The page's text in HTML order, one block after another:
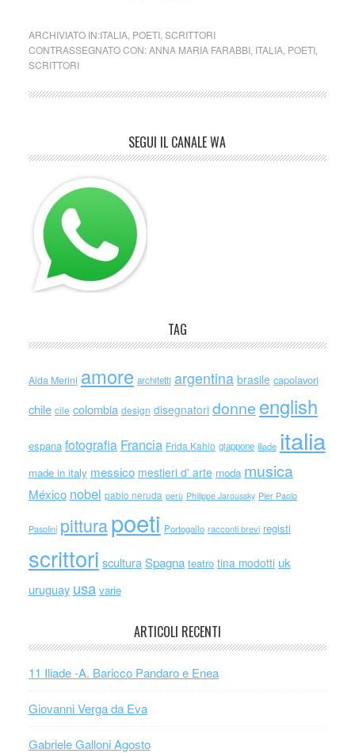
ARCHIVIATO IN:ITALIA, POETI, SCRITTORI
CONTRASSEGNATO CON:ANNA MARIA FARABBI, ITALIA, POETI,
SCRITTORI
SEGUI IL CANALE WA
TAG
Alda Merini amore architetti argentina brasile capolavori
chile cile colombia design disegnatori donne english
espana fotografia Francia Frida Kahlo giappone iliade italia
made in italy messico mestieri d' arte moda musica
México nobel pablo neruda perù Philippe Jaroussky Pier Paolo
Pasolini pitturapoeti Portogallo racconti brevi registi
scrittori scultura Spagna teatro tina modotti uk
uruguay usa varie
ARTICOLI RECENTI
11 Iliade -A. Baricco Pandaro e Enea
Giovanni Verga da Eva
Gabriele Galloni Agosto